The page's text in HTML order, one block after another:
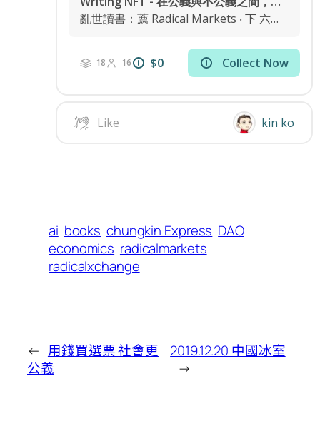
ai books chungkin Express DAO
economics radicalmarkets
radicalxchange
← 用錢買選票 社會更
公義
2019.12.20 中國冰室
→